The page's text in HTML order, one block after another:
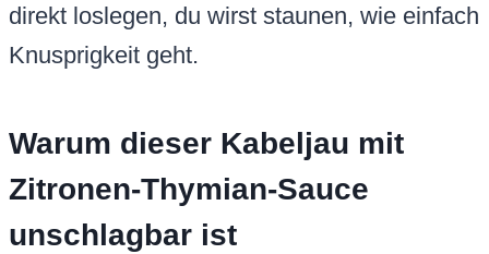
direkt loslegen, du wirst staunen, wie einfach
Knusprigkeit geht.
Warum dieser Kabeljau mit
Zitronen-Thymian-Sauce
unschlagbar ist